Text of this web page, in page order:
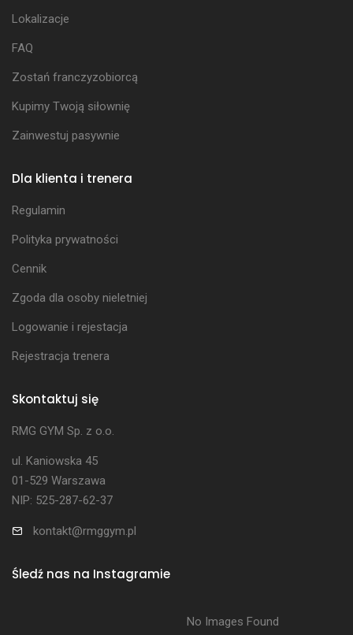
Lokalizacje
FAQ
Zostań franczyzobiorcą
Kupimy Twoją siłownię
Zainwestuj pasywnie
Dla klienta i trenera
Regulamin
Polityka prywatności
Cennik
Zgoda dla osoby nieletniej
Logowanie i rejestacja
Rejestracja trenera
Skontaktuj się
RMG GYM Sp. z o.o.
ul. Kaniowska 45
01-529 Warszawa
NIP: 525-287-62-37
kontakt@rmggym.pl
Śledź nas na Instagramie
No Images Found